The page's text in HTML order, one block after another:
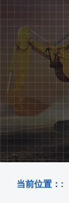
当前位置：: